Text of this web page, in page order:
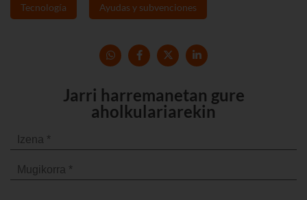
Tecnología Ayudas y subvenciones
Jarri harremanetan gure
aholkulariarekin